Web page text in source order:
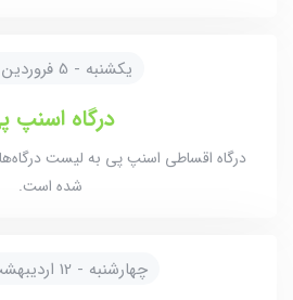
یکشنبه - 5 فروردین ۱۴۰3
درگاه اسنپ
درگاه اقساطی اسنپ پی به لیست
شده است.
چهارشنبه - 12 اردیبهشت 1403